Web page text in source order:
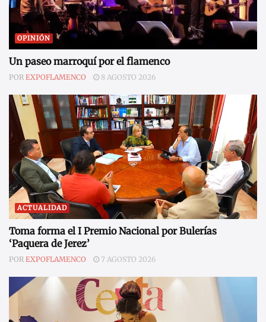
OPINIÓN
Un paseo marroquí por el flamenco
POR EXPOFLAMENCO 8 AGOSTO 2026
ACTUALIDAD
Toma forma el I Premio Nacional por Bulerías
‘Paquera de Jerez’
POR EXPOFLAMENCO 7 AGOSTO 2026